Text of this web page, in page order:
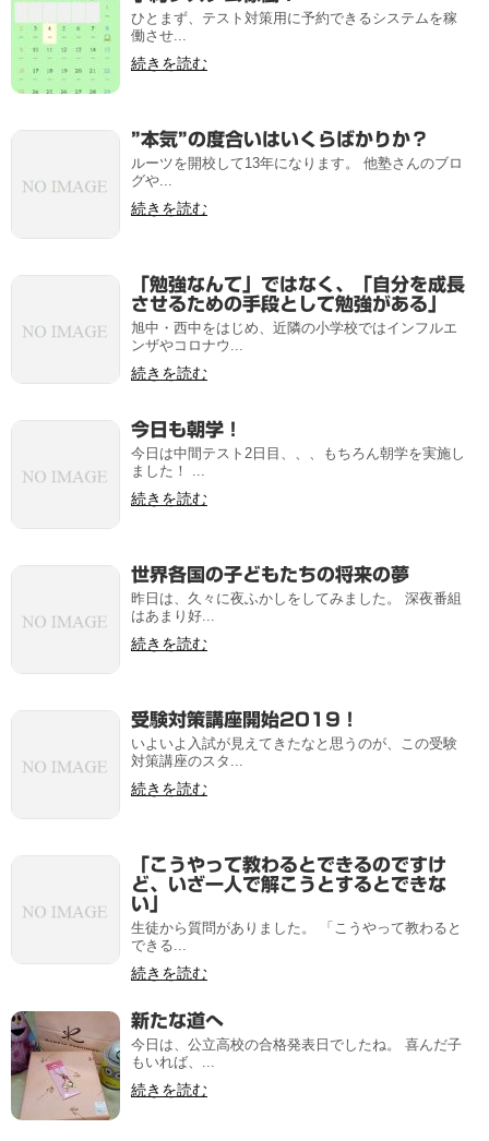
ひとまず、テスト対策用に予約できるシステムを稼
働させ...
続きを読む
”本気”の度合いはいくらばかりか？
ルーツを開校して13年になります。 他塾さんのブロ
グや...
続きを読む
「勉強なんて」ではなく、「自分を成長
させるための手段として勉強がある」
旭中・西中をはじめ、近隣の小学校ではインフルエ
ンザやコロナウ...
続きを読む
今日も朝学！
今日は中間テスト2日目、、、もちろん朝学を実施し
ました！ ...
続きを読む
世界各国の子どもたちの将来の夢
昨日は、久々に夜ふかしをしてみました。 深夜番組
はあまり好...
続きを読む
受験対策講座開始2019！
いよいよ入試が見えてきたなと思うのが、この受験
対策講座のスタ...
続きを読む
「こうやって教わるとできるのですけ
ど、いざ一人で解こうとするとできな
い」
生徒から質問がありました。 「こうやって教わると
できる...
続きを読む
新たな道へ
今日は、公立高校の合格発表日でしたね。 喜んだ子
もいれば、...
続きを読む